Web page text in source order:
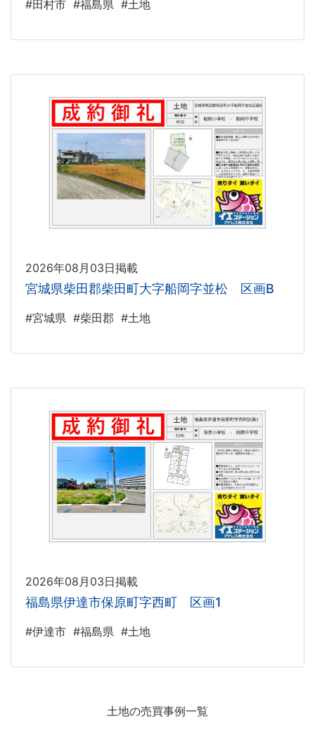
#田村市 #福島県 #土地
2026年08月03日掲載
宮城県柴田郡柴田町大字船岡字並松 区画B
#宮城県 #柴田郡 #土地
2026年08月03日掲載
福島県伊達市保原町字西町 区画1
#伊達市 #福島県 #土地
土地の売買事例一覧